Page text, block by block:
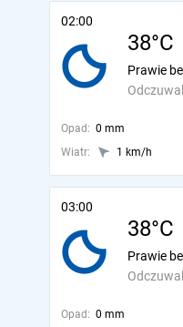
02:00
38°C
Prawie
Opad: 0 mm
Wiatr:
1 km/h
03:00
38°C
Prawie
Opad: 0 mm